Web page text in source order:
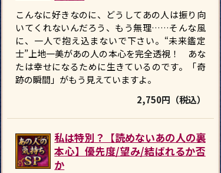
こんなに好きなのに、どうしてあの人は振り向
いてくれないんだろう、もう無理……そんな風
に、一人で抱え込まないで下さい。“未来鑑定
士”上地一美があの人の本心を完全透視！ ――あな
たは幸せになるために生きているのです。「奇
跡の瞬間」がもう見えていますよ。
2,750円（税込）
私は特別？【読めないあの人の裏
本心】優先度/望み/結ばれるか否
か